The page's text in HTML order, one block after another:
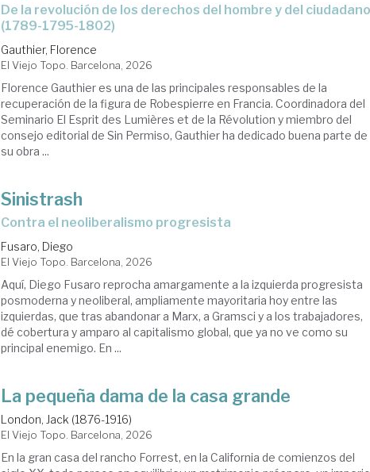
De la revolución de los derechos del hombre y del ciudadano
(1789-1795-1802)
Gauthier, Florence
El Viejo Topo. Barcelona, 2026
Florence Gauthier es una de las principales responsables de la
recuperación de la figura de Robespierre en Francia. Coordinadora del
Seminario El Esprit des Lumières et de la Révolution y miembro del
consejo editorial de Sin Permiso, Gauthier ha dedicado buena parte de
su obra ...
Sinistrash
Contra el neoliberalismo progresista
Fusaro, Diego
El Viejo Topo. Barcelona, 2026
Aquí, Diego Fusaro reprocha amargamente a la izquierda progresista
posmoderna y neoliberal, ampliamente mayoritaria hoy entre las
izquierdas, que tras abandonar a Marx, a Gramsci y a los trabajadores,
dé cobertura y amparo al capitalismo global, que ya no ve como su
principal enemigo. En ...
La pequeña dama de la casa grande
London, Jack (1876-1916)
El Viejo Topo. Barcelona, 2026
En la gran casa del rancho Forrest, en la California de comienzos del